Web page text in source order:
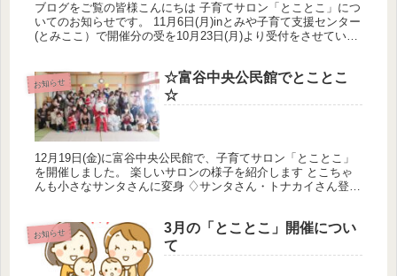
ブログをご覧の皆様こんにちは 子育てサロン「とことこ」につ
いてのお知らせです。 11月6日(月)inとみや子育て支援センター
(とみここ）で開催分の受を10月23日(月)より受付をさせていた
お知らせ
☆富谷中央公民館でとことこ
☆
12月19日(金)に富谷中央公民館で、子育てサロン「とことこ」
を開催しました。 楽しいサロンの様子を紹介します とこちゃ
んも小さなサンタさんに変身 ♢サンタさん・トナカイさん登場
お知らせ
3月の「とことこ」開催につい
て